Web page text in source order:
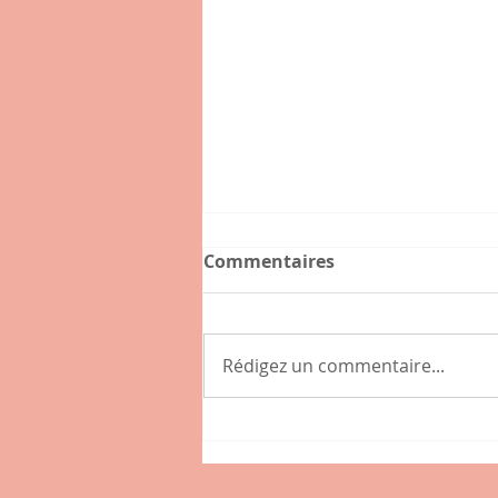
, nouveau café-épicerie de
Commentaires
Rédigez un commentaire...